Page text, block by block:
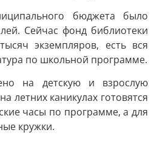
бюджета было
Сейчас фонд библиотеки
экземпляров, есть вся
по школьной программе.
на детскую и взрослую
летних каникулах готовятся
часы по программе, а для
кружки.